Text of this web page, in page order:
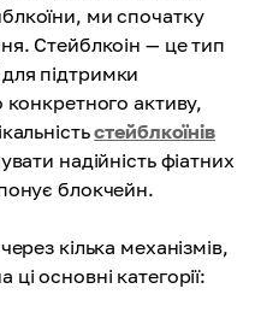
ми спочатку
Стейблкоін — це тип
підтримки
конкретного активу,
стейблкоїнів
надійність фіатних
блокчейн.
кілька механізмів,
основні категорії: